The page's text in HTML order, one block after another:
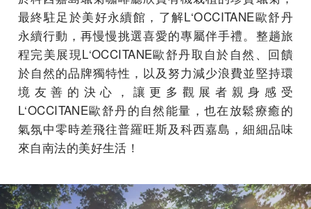
最終駐足於美好永續館，了解L‘OCCITANE歐舒丹
永續行動，再慢慢挑選喜愛的專屬伴手禮。整趟旅
程完美展現L‘OCCITANE歐舒丹取自於自然、回饋
於自然的品牌獨特性，以及努力減少浪費並堅持環
境友善的決心，讓更多觀展者親身感受
L‘OCCITANE歐舒丹的自然能量，也在放鬆療癒的
氣氛中零時差飛往普羅旺斯及科西嘉島，細細品味
來自南法的美好生活！